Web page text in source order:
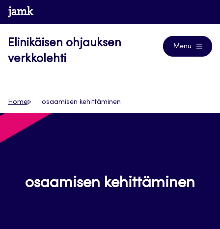
Siirry
suoraan
www.jamk.fi
Elinikäisen ohjauksen
verkkolehti
Menu
Home osaamisen kehittäminen
osaamisen kehittäminen